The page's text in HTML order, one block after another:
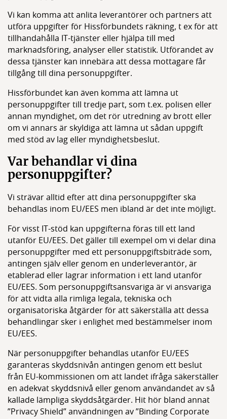
Vi kan komma att anlita leverantörer och partners att
utföra uppgifter för Hissförbundets räkning, t ex för att
tillhandahålla IT-tjänster eller hjälpa till med
marknadsföring, analyser eller statistik. Utförandet av
dessa tjänster kan innebära att dessa mottagare får
tillgång till dina personuppgifter.
Hissförbundet kan även komma att lämna ut
personuppgifter till tredje part, som t.ex. polisen eller
annan myndighet, om det rör utredning av brott eller
om vi annars är skyldiga att lämna ut sådan uppgift
med stöd av lag eller myndighetsbeslut.
Var behandlar vi dina
personuppgifter?
Vi strävar alltid efter att dina personuppgifter ska
behandlas inom EU/EES men ibland är det inte möjligt.
För visst IT-stöd kan uppgifterna föras till ett land
utanför EU/EES. Det gäller till exempel om vi delar dina
personuppgifter med ett personuppgiftsbiträde som,
antingen själv eller genom en underleverantör, är
etablerad eller lagrar information i ett land utanför
EU/EES. Som personuppgiftsansvariga är vi ansvariga
för att vidta alla rimliga legala, tekniska och
organisatoriska åtgärder för att säkerställa att dessa
behandlingar sker i enlighet med bestämmelser inom
EU/EES.
När personuppgifter behandlas utanför EU/EES
garanteras skyddsnivån antingen genom ett beslut
från EU-kommissionen om att landet ifråga säkerställer
en adekvat skyddsnivå eller genom användandet av så
kallade lämpliga skyddsåtgärder. Hit hör bland annat
”Privacy Shield” användningen av ”Binding Corporate